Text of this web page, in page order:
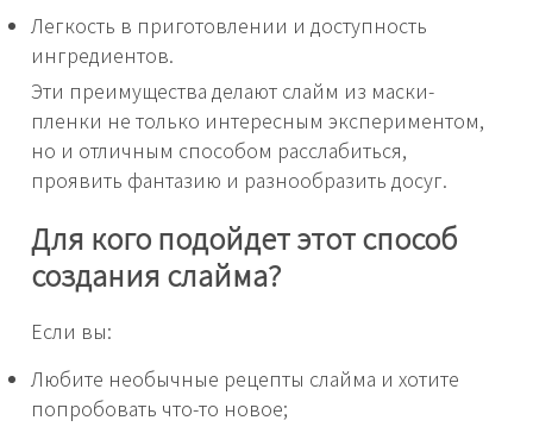
Легкость в приготовлении и доступность
ингредиентов.
Эти преимущества делают слайм из маски-
пленки не только интересным экспериментом,
но и отличным способом расслабиться,
проявить фантазию и разнообразить досуг.
Для кого подойдет этот способ
создания слайма?
Если вы:
Любите необычные рецепты слайма и хотите
попробовать что-то новое;